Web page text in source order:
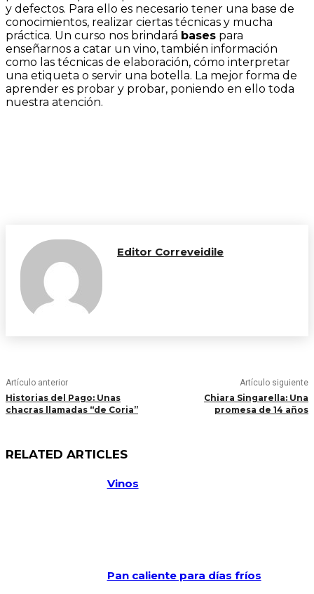
y defectos. Para ello es necesario tener una base de
conocimientos, realizar ciertas técnicas y mucha
práctica. Un curso nos brindará bases para
enseñarnos a catar un vino, también información
como las técnicas de elaboración, cómo interpretar
una etiqueta o servir una botella. La mejor forma de
aprender es probar y probar, poniendo en ello toda
nuestra atención.
Editor Correveidile
Artículo anterior
Historias del Pago: Unas
chacras llamadas “de Coria”
Artículo siguiente
Chiara Singarella: Una
promesa de 14 años
RELATED ARTICLES
Vinos
Pan caliente para días fríos